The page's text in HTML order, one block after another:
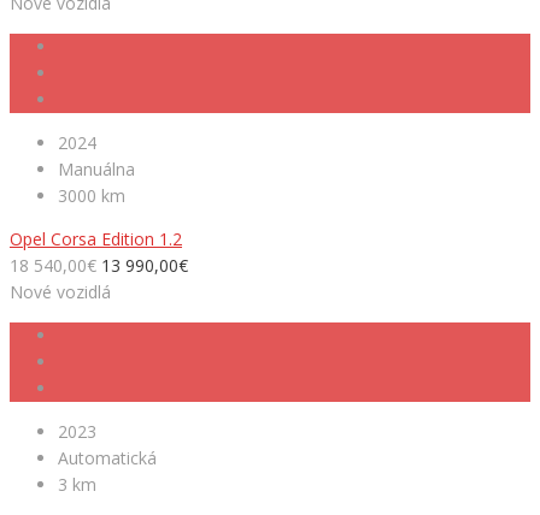
2024
Manuálna
3000 km
Opel Corsa Edition 1.2
18 540,00€ 13 990,00€
Nové vozidlá
2023
Automatická
3 km